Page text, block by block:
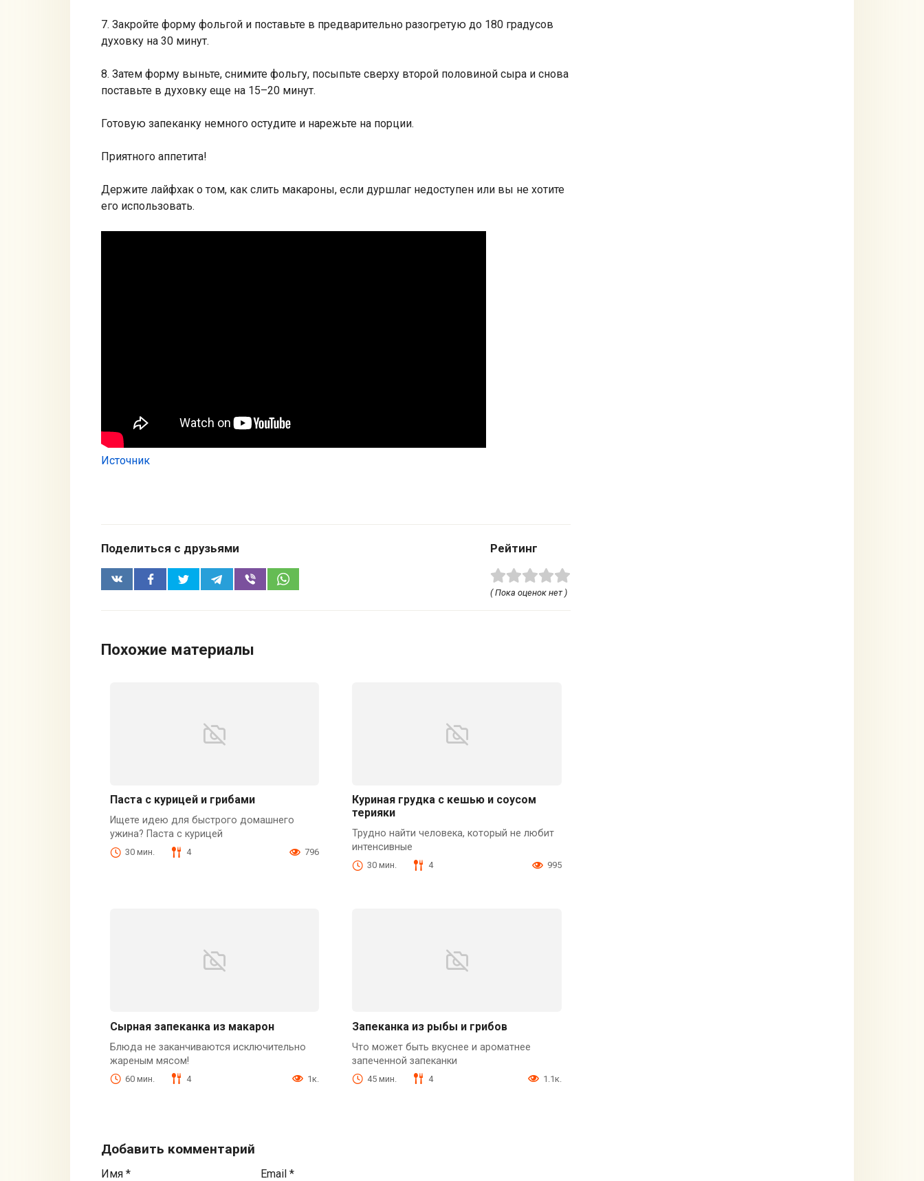
7. Закройте форму фольгой и поставьте в предварительно разогретую до 180 градусов
духовку на 30 минут.
8. Затем форму выньте, снимите фольгу, посыпьте сверху второй половиной сыра и снова
поставьте в духовку еще на 15–20 минут.
Готовую запеканку немного остудите и нарежьте на порции.
Приятного аппетита!
Держите лайфхак о том, как слить макароны, если дуршлаг недоступен или вы не хотите
его использовать.
Источник
Поделиться с друзьями Рейтинг
( Пока оценок нет )
Похожие материалы
Паста с курицей и грибами
Ищете идею для быстрого домашнего
ужина? Паста с курицей
30 мин. 4 796
Куриная грудка с кешью и соусом
терияки
Трудно найти человека, который не любит
интенсивные
30 мин. 4 995
Сырная запеканка из макарон
Блюда не заканчиваются исключительно
жареным мясом!
60 мин. 4 1к.
Запеканка из рыбы и грибов
Что может быть вкуснее и ароматнее
запеченной запеканки
45 мин. 4 1.1к.
Добавить комментарий
Имя * Email*